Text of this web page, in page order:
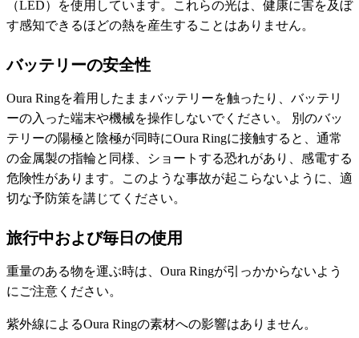
（LED）を使用しています。これらの光は、健康に害を及ぼ
す感知できるほどの熱を産生することはありません。
バッテリーの安全性
Oura Ringを着用したままバッテリーを触ったり、バッテリ
ーの入った端末や機械を操作しないでください。 別のバッ
テリーの陽極と陰極が同時にOura Ringに接触すると、通常
の金属製の指輪と同様、ショートする恐れがあり、感電する
危険性があります。このような事故が起こらないように、適
切な予防策を講じてください。
旅行中および毎日の使用
重量のある物を運ぶ時は、Oura Ringが引っかからないよう
にご注意ください。
紫外線によるOura Ringの素材への影響はありません。